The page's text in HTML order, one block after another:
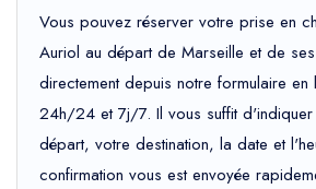
Vous pouvez réserver votre prise en
Auriol au départ de Marseille et de
directement depuis notre formulaire
24h/24 et 7j/7. Il vous suffit
départ, votre destination, la date et
confirmation vous est envoyée